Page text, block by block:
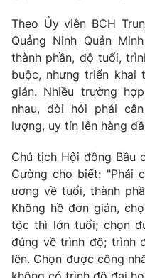
® Cấm sao chép dưới mọi
thuận bằng văn bản. Ghi rõ
thông tin từ website này.
Theo Ủy viên BCH
Quảng Ninh Quản
thành phần, độ tuổi,
buộc, nhưng triển khai
giản. Nhiều trường
nhau, đòi hỏi phải
lượng, uy tín lên hàng
Chủ tịch Hội đồng Bầu
Cường cho biết: "Phải
ương về tuổi, thành
Không hề đơn giản,
tộc thì lớn tuổi; chọn
đúng về trình độ; trình
lên. Chọn được công